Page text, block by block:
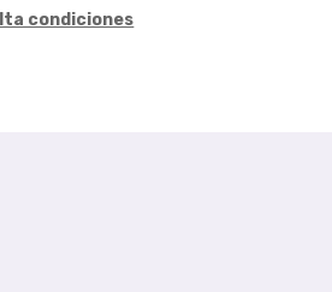
condiciones